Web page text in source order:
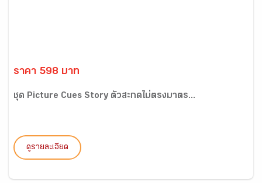
ราคา 598 บาท
ชุด Picture Cues Story ตัวสะกดไม่ตรงมาตร...
ดูรายละเอียด